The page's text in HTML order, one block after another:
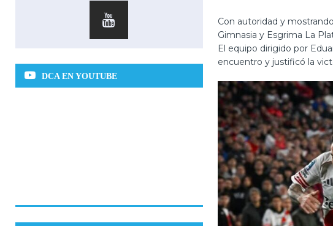
Con autoridad y
Gimnasia y Esgrima La
El equipo dirigido por
encuentro y justificó la
DCA EN YOUTUBE